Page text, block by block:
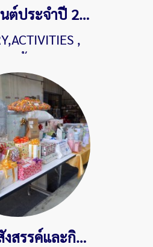
วันสงกรานต์ประจำปี 2569
,
345 ผู้ชม
งานเลี้ยงสังสรรค์และกิจกรรมส่งท้ายปีเก่าต้อนรับปีใหม่ ประจำปี 2568